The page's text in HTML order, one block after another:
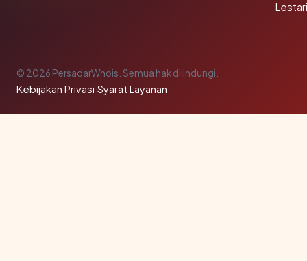
© 2026 PersadarWhois. Semua hak dilindungi.
Kebijakan Privasi·Syarat Layanan